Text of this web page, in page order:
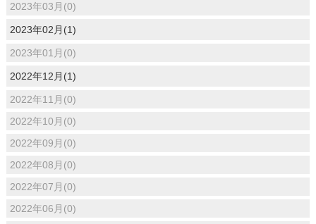
2023年03月(0)
2023年02月(1)
2023年01月(0)
2022年12月(1)
2022年11月(0)
2022年10月(0)
2022年09月(0)
2022年08月(0)
2022年07月(0)
2022年06月(0)